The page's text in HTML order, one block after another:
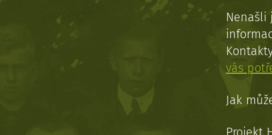
Nenašli
vás
Jak
Projekt